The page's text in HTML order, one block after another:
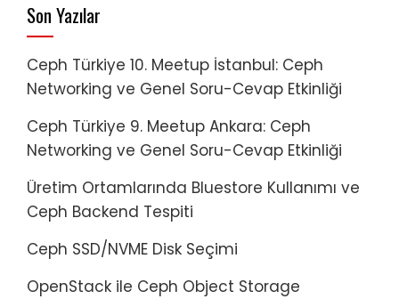
Son Yazılar
Ceph Türkiye 10. Meetup İstanbul: Ceph
Networking ve Genel Soru-Cevap Etkinliği
Ceph Türkiye 9. Meetup Ankara: Ceph
Networking ve Genel Soru-Cevap Etkinliği
Üretim Ortamlarında Bluestore Kullanımı ve
Ceph Backend Tespiti
Ceph SSD/NVME Disk Seçimi
OpenStack ile Ceph Object Storage